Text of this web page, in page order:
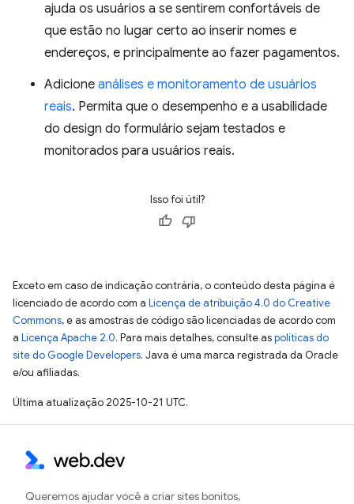
ajuda os usuários a se sentirem confortáveis de
que estão no lugar certo ao inserir nomes e
endereços, e principalmente ao fazer pagamentos.
Adicione análises e monitoramento de usuários
reais. Permita que o desempenho e a usabilidade
do design do formulário sejam testados e
monitorados para usuários reais.
Isso foi útil?
Exceto em caso de indicação contrária, o conteúdo desta página é
licenciado de acordo com a Licença de atribuição 4.0 do Creative
Commons, e as amostras de código são licenciadas de acordo com
a Licença Apache 2.0. Para mais detalhes, consulte aspolíticas do
site do Google Developers. Java é uma marca registrada da Oracle
e/ou afiliadas.
Última atualização 2025-10-21 UTC.
Queremos ajudar você a criar sites bonitos,